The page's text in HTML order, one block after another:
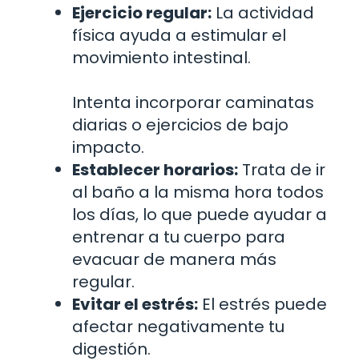
Ejercicio regular: La actividad
física ayuda a estimular el
movimiento intestinal.
Intenta incorporar caminatas
diarias o ejercicios de bajo
impacto.
Establecer horarios: Trata de ir
al baño a la misma hora todos
los días, lo que puede ayudar a
entrenar a tu cuerpo para
evacuar de manera más
regular.
Evitar el estrés: El estrés puede
afectar negativamente tu
digestión.